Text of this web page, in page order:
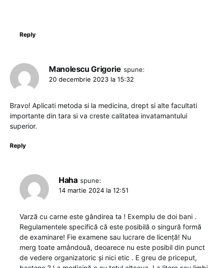
Reply
Manolescu Grigorie spune:
20 decembrie 2023 la 15:32
Bravo! Aplicati metoda si la medicina, drept si alte facultati
importante din tara si va creste calitatea invatamantului
superior.
Reply
Haha spune:
14 martie 2024 la 12:51
Varză cu carne este gândirea ta ! Exemplu de doi bani .
Regulamentele specifică că este posibilă o singură formă
de examinare! Fie examene sau lucrare de licență! Nu
merg toate amândouă, deoarece nu este posibil din punct
de vedere organizatoric și nici etic . E greu de priceput,